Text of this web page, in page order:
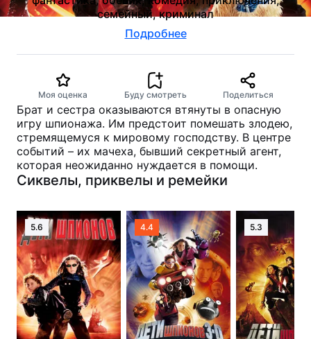
семейный, криминал
Подробнее
Моя оценка Буду смотреть Поделиться
Брат и сестра оказываются втянуты в опасную
игру шпионажа. Им предстоит помешать злодею,
стремящемуся к мировому господству. В центре
событий – их мачеха, бывший секретный агент,
которая неожиданно нуждается в помощи.
Сиквелы, приквелы и ремейки
5.6 4.4 5.3